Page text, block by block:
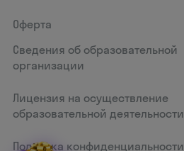
Оферта
Сведения об образовательной
организации
Лицензия на осуществление
образовательной деятельности
Политика конфиденциальности